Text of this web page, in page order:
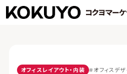
オフィスレイアウト・内装 #オフィスデ